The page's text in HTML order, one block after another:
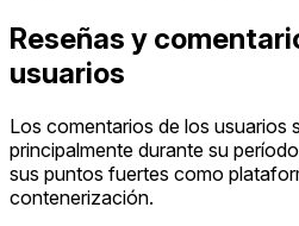
Reseñas y
usuarios
Los comentarios de los usuarios
principalmente durante su
sus puntos fuertes como
contenerización.